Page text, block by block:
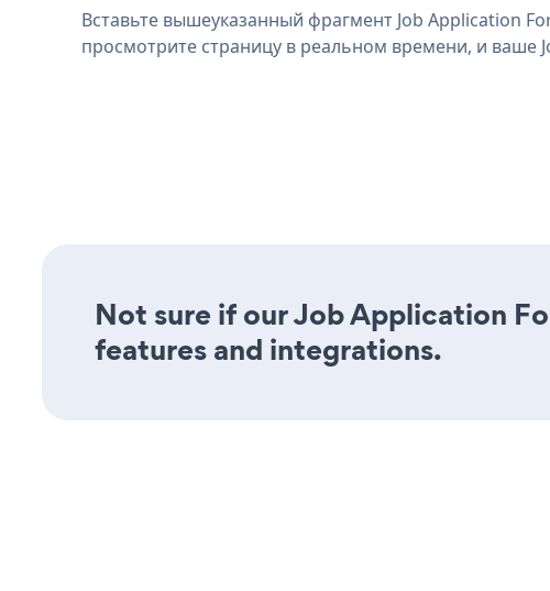
Вставьте вышеуказанный фрагмент Job Application
просмотрите страницу в реальном времени, и ваше
Not sure if our Job Application
features and integrations.